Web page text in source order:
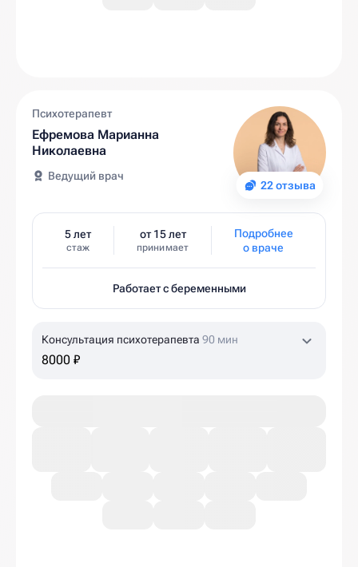
22 отзыва
Психотерапевт
Ефремова Марианна
Николаевна
Ведущий врач
5 лет
стаж
от 15 лет
принимает
Подробнее
о враче
Работает с беременными
Консультация психотерапевта 90 мин
8000 ₽